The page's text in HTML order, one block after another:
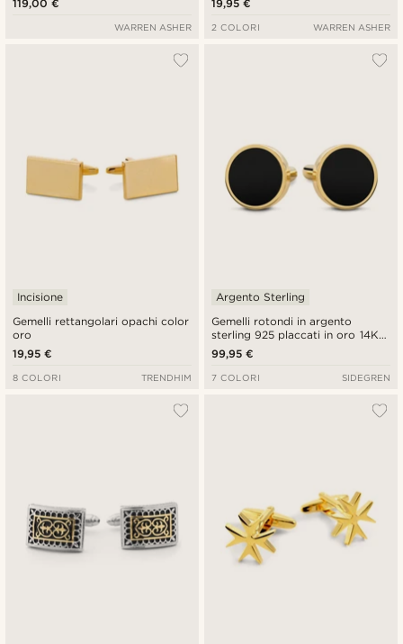
119,00 €
WARREN ASHER
19,95 €
2 COLORI WARREN ASHER
Gemelli rettangolari opachi color
oro
Incisione
19,95 €
8 COLORI TRENDHIM
Gemelli rotondi in argento
sterling 925 placcati in oro 14K
con intarsio in onice
Argento Sterling
99,95 €
7 COLORI SIDEGREN